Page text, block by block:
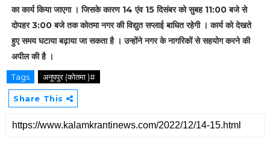
का कार्य किया जाएगा । जिसके कारण 14 एंव 15 दिसंबर को सुबह 11:00 बजे से
दोपहर 3:00 बजे तक कोतमा नगर की विद्युत सप्लाई बाधित रहेगी । कार्य को देखते
हुए समय घटाया बढ़ाया जा सकता है । उन्होंने नगर के नागरिकों से सहयोग करने की
अपील की है ।
Tags अनूपपुर (कोतमा )#
Share This